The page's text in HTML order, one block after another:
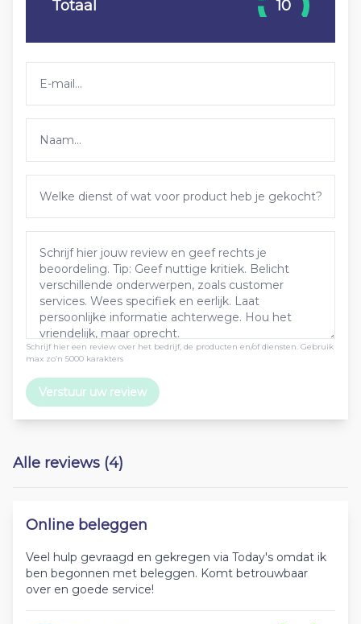
Schrijf hier een review over het bedrijf, de producten en/of diensten. Gebruik
max zo’n 5000 karakters
Verstuur uw review
Totaal 10
Alle reviews (4)
Online beleggen
Veel hulp gevraagd en gekregen via Today's omdat ik
ben begonnen met beleggen. Komt betrouwbaar
over en goede service!